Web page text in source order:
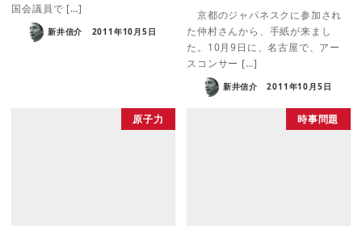
国会議員で […]
新井信介 2011年10月5日
京都のジャパネスクに参加され
た仲村さんから、手紙が来まし
た。10月9日に、名古屋で、アー
スコンサー […]
新井信介 2011年10月5日
原子力 時事問題